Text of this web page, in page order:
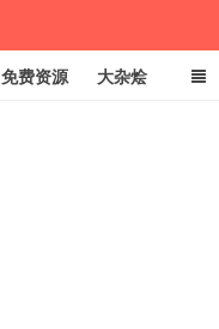
免费资源 大杂烩